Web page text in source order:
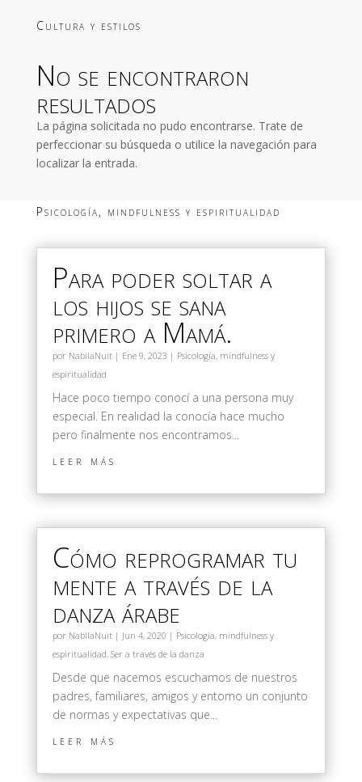
Cultura y estilos
No se encontraron
resultados
La página solicitada no pudo encontrarse. Trate de
perfeccionar su búsqueda o utilice la navegación para
localizar la entrada.
Psicología, mindfulness y espiritualidad
Para poder soltar a
los hijos se sana
primero a Mamá.
por NabilaNuit| Ene 9, 2023 | Psicología, mindfulness y
espiritualidad
Hace poco tiempo conocí a una persona muy
especial. En realidad la conocía hace mucho
pero finalmente nos encontramos...
leer más
Cómo reprogramar tu
mente a través de la
danza árabe
por NabilaNuit| Jun 4, 2020 | Psicología, mindfulness y
espiritualidad, Ser a través de la danza
Desde que nacemos escuchamos de nuestros
padres, familiares, amigos y entorno un conjunto
de normas y expectativas que...
leer más